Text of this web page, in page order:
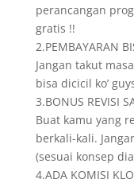
perancangan
gratis !!
2.PEMBAYARAN
Jangan takut
bisa dicicil ko’
3.BONUS REVISI
Buat kamu yang
berkali-kali.
(sesuai konsep
4.ADA KOMISI